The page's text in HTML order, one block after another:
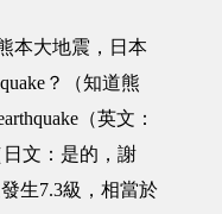
本大地震，日本
？（知道熊
（英文：
文：是的，謝
生7.3級，相當於